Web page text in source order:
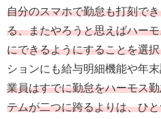
自分のスマホで勤怠も打刻で
る、またやろうと思えばハー
にできるようにすることを選
ションにも給与明細機能や年
業員はすでに勤怠をハーモス
テムが二つに跨るよりは、ひ